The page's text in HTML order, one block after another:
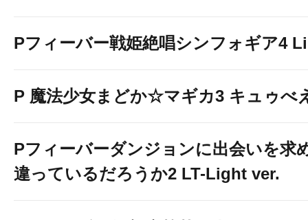
Pフィーバー戦姫絶唱シンフォギア4
P 魔法少女まどか☆マギカ3 キュゥべ
Pフィーバーダンジョンに出会いを求
違っているだろうか2 LT-Light ver.